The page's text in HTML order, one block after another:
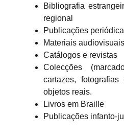
Bibliografia
regional
Publicações
Materiais audiovisuais
Catálogos e revistas
Colecções
cartazes,
objetos reais.
Livros em Braille
Publicações infanto-